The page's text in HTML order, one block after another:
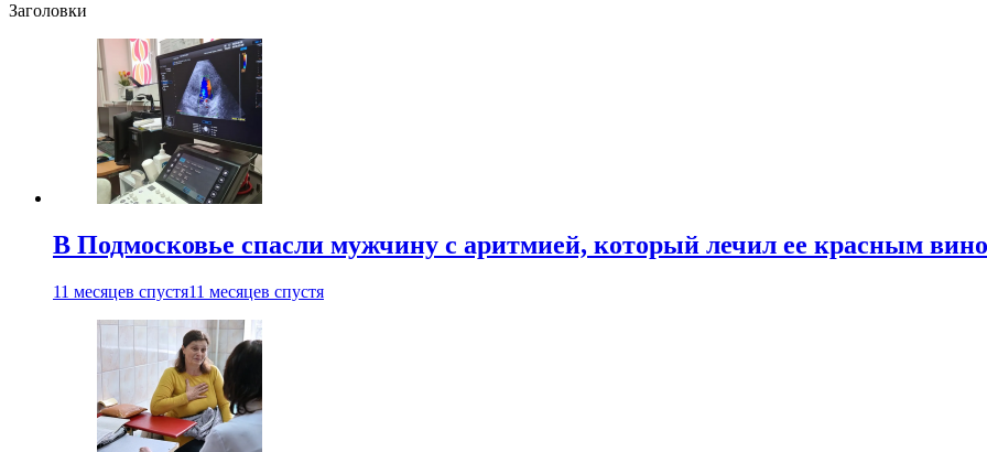
Заголовки
В Подмосковье спасли мужчину с аритмией, который лечил ее красным
11 месяцев спустя11 месяцев спустя